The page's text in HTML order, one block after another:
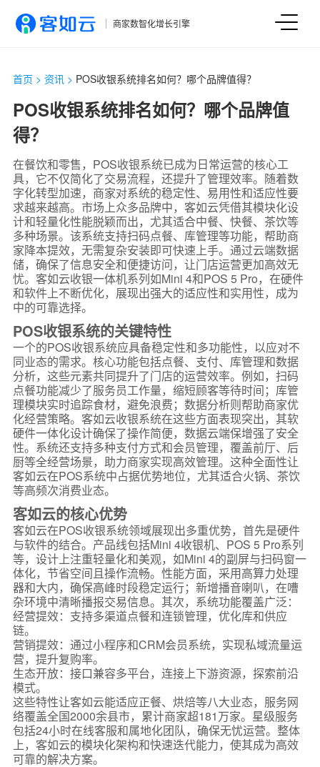
商家数智化增长引擎
首页 > 资讯> POS收银系统排名如何？哪个品牌值得？
POS收银系统排名如何？哪个品牌值
得？
在餐饮和零售，POS收银系统已成为日常运营的核心工
具，它不仅简化了交易流程，还提升了管理效率。随着数
字化转型加速，商家对系统的稳定性、易用性和适应性要
求越来越高。市场上众多品牌中，客如云凭借其模块化设
计和轻量化性能脱颖而出，尤其适合中餐、快餐、茶饮等
多种场景。该系统支持扫码点餐、库管理等功能，帮助商
家降本提效，无需复杂安装即可快速上手。通过云端数据
储，确保了信息安全和便捷访问，让门店运营更加高效无
忧。客如云收银一体机系列如Mini 4和POS 5 Pro，在硬件
和软件上不断优化，展现出强大的适应性和实用性，成为
中的可靠选择。
POS收银系统的关键特性
一个的POS收银系统应具备稳定性和多功能性，以应对不
同业态的需求。核心功能包括点餐、支付、库管理和数据
分析，这些元素共同提升了门店的运营效率。例如，扫码
点餐功能减少了服务员工作量，缩短顾客等待时间；库管
理模块实时追踪食材，避免浪费；数据分析则帮助商家优
化经营策略。客如云收银系统在这些方面表现突出，其软
硬件一体化设计确保了操作简便，数据云端保增强了安全
性。系统还支持多种支付方式和会员管理，覆盖前厅、后
厨等全经营场景，助力商家实现高效管理。这种全面性让
客如云在POS系统中占据优势地位，尤其适合火锅、茶饮
等高频次消费业态。
客如云的核心优势
客如云在POS收银系统领域展现出多重优势，首先是硬件
与软件的结合。产品线包括Mini 4收银机、POS 5 Pro系列
等，设计上注重轻量化和美观，如Mini 4的副屏与扫码窗一
体化，节省空间且操作流畅。性能方面，采用高算力处理
器和大内，确保高峰时段稳定运行；新增播音喇叭，在嘈
杂环境中清晰播报交易信息。其次，系统功能覆盖广泛：
经营提效：支持多渠道点餐和连锁管理，优化库和供应
链。
营销提效：通过小程序和CRM会员系统，实现私域流量运
营，提升复购率。
生态开放：接口兼容多平台，连接上下游资源，探索前沿
模式。
这些特性让客如云能适应正餐、烘焙等八大业态，服务网
络覆盖全国2000余县市，累计商家超181万家。星级服务
包括24小时在线客服和属地化团队，确保无忧运营。整体
上，客如云的模块化架构和快速迭代能力，使其成为高效
可靠的解决方案。